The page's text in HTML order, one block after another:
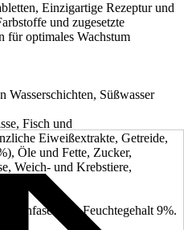
Einzigartige Rezeptur und
und zugesetzte
für optimales Wachstum
Wasserschichten, Süßwasser
Fisch und
Eiweißextrakte, Getreide,
Öle und Fette, Zucker,
Weich- und Krebstiere,
Rohfaser 2%, Feuchtegehalt 9%.